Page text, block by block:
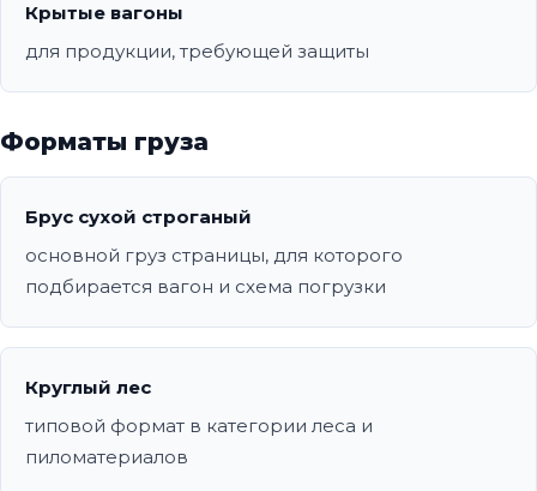
Крытые вагоны
для продукции, требующей защиты
Форматы груза
Брус сухой строганый
основной груз страницы, для которого
подбирается вагон и схема погрузки
Круглый лес
типовой формат в категории леса и
пиломатериалов